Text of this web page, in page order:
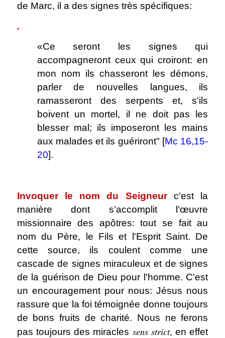
de Marc, il a des signes très spécifiques:
.
«Ce seront les signes qui
accompagneront ceux qui croiront: en
mon nom ils chasseront les démons,
parler de nouvelles langues, ils
ramasseront des serpents et, s'ils
boivent un mortel, il ne doit pas les
blesser mal; ils imposeront les mains
aux malades et ils guériront" [Mc 16,15-
20].
Invoquer le nom du Seigneur
c'est la
manière dont s'accomplit l'œuvre
missionnaire des apôtres: tout se fait au
nom du Père, le Fils et l'Esprit Saint. De
cette source, ils coulent comme une
cascade de signes miraculeux et de signes
de la guérison de Dieu pour l'homme. C'est
un encouragement pour nous: Jésus nous
rassure que la foi témoignée donne toujours
de bons fruits de charité. Nous ne ferons
pas toujours des miracles sens strict, en effet